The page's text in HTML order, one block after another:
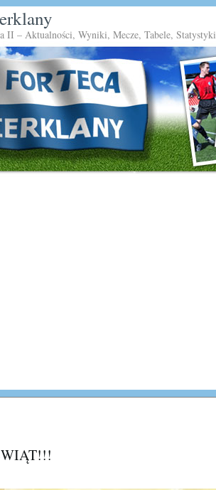
II – Aktualności, Wyniki, Mecze, Tabele, Statystyki